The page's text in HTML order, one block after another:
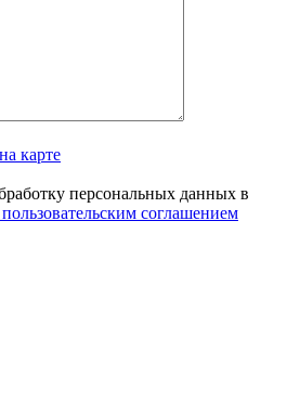
карте
персональных данных в
соглашением